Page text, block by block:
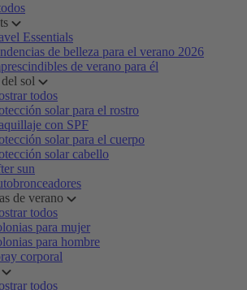
Essentials
de belleza para el verano 2026
de verano para él
sol
todos
solar para el rostro
con SPF
solar para el cuerpo
solar cabello
sun
de verano
todos
para mujer
para hombre
corporal
todos